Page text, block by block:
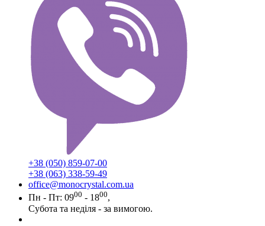
+38 (050) 859-07-00
+38 (063) 338-59-49
office@monocrystal.com.ua
Пн - Пт: 0900 - 1800,
Субота та неділя - за вимогою.